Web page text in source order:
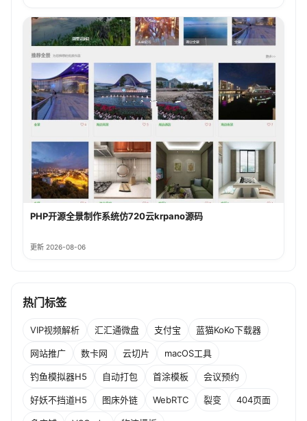
PHP开源全景制作系统仿720云krpano源码
更新 2026-08-06
热门标签
VIP视频解析 汇汇通微盘 支付宝 蓝猫KoKo下载器
网站推广 数卡网 云切片 macOS工具
钓鱼模拟器H5 自动打包 首涂模板 会议预约
好妖不挡道H5 图床外链 WebRTC 裂变 404页面